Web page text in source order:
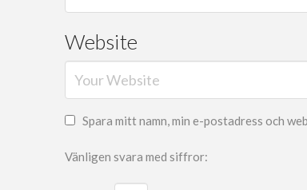
Website
Spara mitt namn, min e-postadress och
Vänligen svara med siffror: